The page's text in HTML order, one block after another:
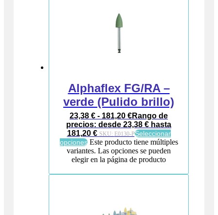
Alphaflex FG/RA –
verde (Pulido brillo)
23,38 € - 181,20 €Rango de
precios: desde 23,38 € hasta
181,20 € SKU: E0130-PSeleccionar
opciones Este producto tiene múltiples
variantes. Las opciones se pueden
elegir en la página de producto